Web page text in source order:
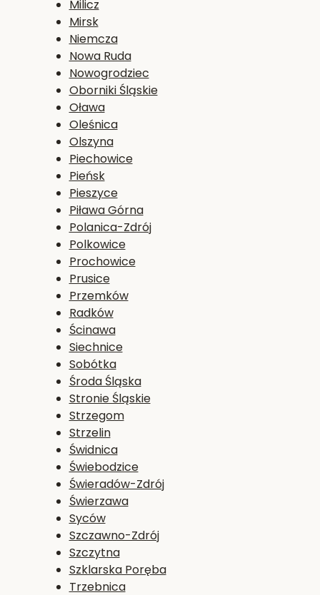
Milicz
Mirsk
Niemcza
Nowa Ruda
Nowogrodziec
Oborniki Śląskie
Oława
Oleśnica
Olszyna
Piechowice
Pieńsk
Pieszyce
Piława Górna
Polanica-Zdrój
Polkowice
Prochowice
Prusice
Przemków
Radków
Ścinawa
Siechnice
Sobótka
Środa Śląska
Stronie Śląskie
Strzegom
Strzelin
Świdnica
Świebodzice
Świeradów-Zdrój
Świerzawa
Syców
Szczawno-Zdrój
Szczytna
Szklarska Poręba
Trzebnica